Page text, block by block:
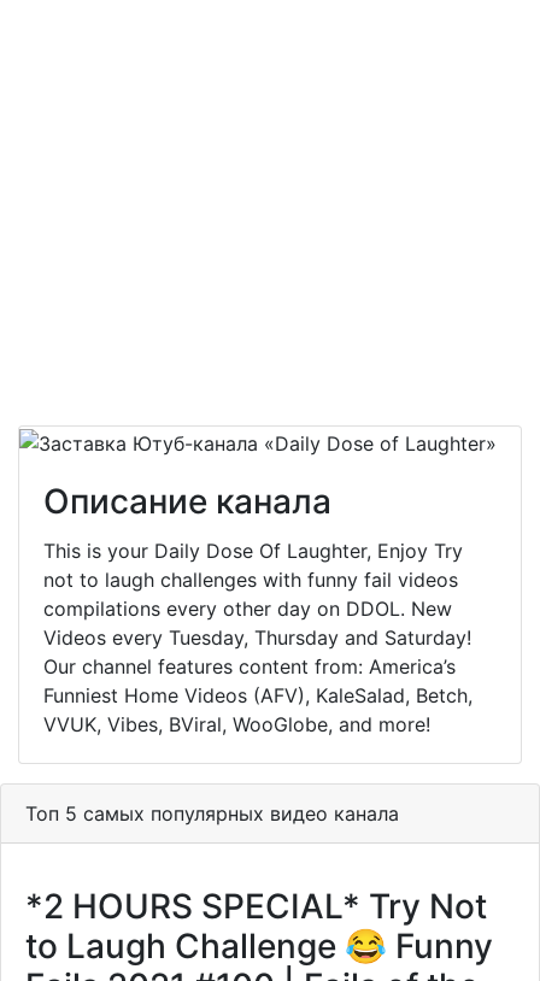
Описание канала
This is your Daily Dose Of Laughter, Enjoy Try
not to laugh challenges with funny fail videos
compilations every other day on DDOL. New
Videos every Tuesday, Thursday and Saturday!
Our channel features content from: America’s
Funniest Home Videos (AFV), KaleSalad, Betch,
VVUK, Vibes, BViral, WooGlobe, and more!
Топ 5 самых популярных видео канала
*2 HOURS SPECIAL* Try Not
to Laugh Challenge 😂 Funny